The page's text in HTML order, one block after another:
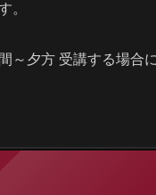
。
～夕方 受講する場合